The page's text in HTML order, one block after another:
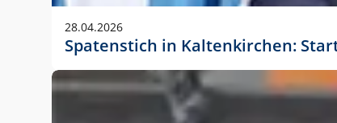
28.04.2026
Spatenstich in Kaltenkirchen: